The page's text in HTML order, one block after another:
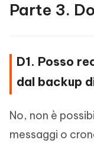
Parte 3.
D1. Posso
dal backup
No, non è
messaggi o